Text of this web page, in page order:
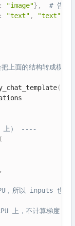
: "image"} ,
# 告诉
: "text" , "text"
面的结构转成模型
(
上） ----
(
,
，所以 inputs 也要
上，不计算梯度